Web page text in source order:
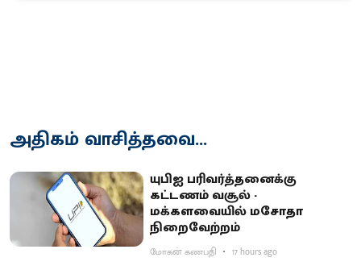
அதிகம் வாசித்தவை...
யுபிஐ பரிவர்த்தனைக்கு
கட்டணம் வசூல் -
மக்களவையில் மசோதா
நிறைவேற்றம்
மோகன் கணபதி 17 hours ago